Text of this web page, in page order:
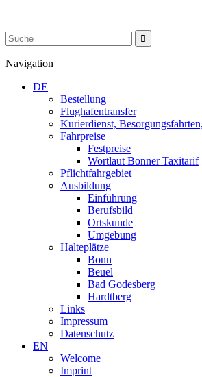
Navigation
DE
Bestellung
Flughafentransfer
Kurierdienst,
Fahrpreise
Festpreise
Wortlaut Bonner Taxitarif
Pflichtfahrgebiet
Ausbildung
Einführung
Berufsbild
Ortskunde
Umgebung
Halteplätze
Bonn
Beuel
Bad Godesberg
Hardtberg
Links
Impressum
Datenschutz
EN
Welcome
Imprint